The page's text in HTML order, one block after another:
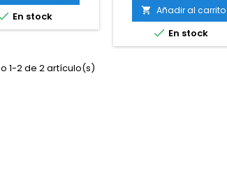
En stock  Añadir al carrito
 En stock
1-2 de 2 artículo(s)